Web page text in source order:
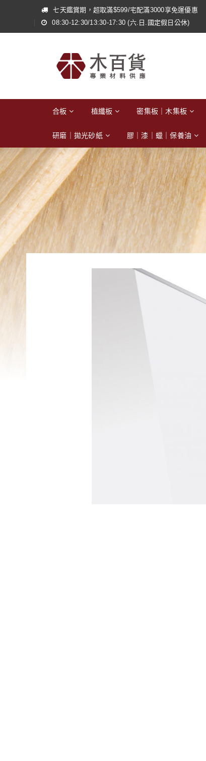
七天鑑賞期，超取滿$599/宅配滿3000享免運優惠
08:30-12:30/13:30-17:30 (六.日.國定假日公休)
合板 植纖板 密集板｜木集板
研磨｜拋光砂紙 膠｜漆｜蠟｜保養油